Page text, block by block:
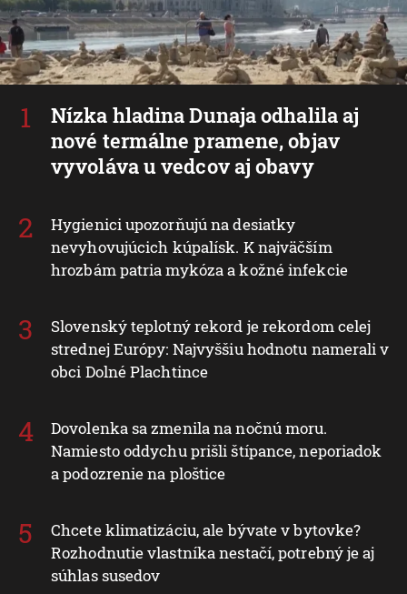
Nízka hladina Dunaja odhalila aj
nové termálne pramene, objav
vyvoláva u vedcov aj obavy
Hygienici upozorňujú na desiatky
nevyhovujúcich kúpalísk. K najväčším
hrozbám patria mykóza a kožné infekcie
Slovenský teplotný rekord je rekordom celej
strednej Európy: Najvyššiu hodnotu namerali v
obci Dolné Plachtince
Dovolenka sa zmenila na nočnú moru.
Namiesto oddychu prišli štípance, neporiadok
a podozrenie na ploštice
Chcete klimatizáciu, ale bývate v bytovke?
Rozhodnutie vlastníka nestačí, potrebný je aj
súhlas susedov